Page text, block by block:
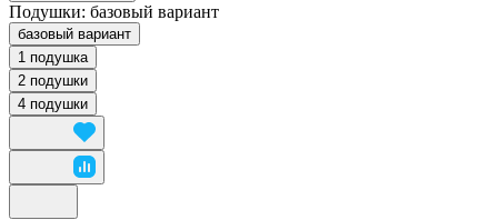
Подушки: базовый вариант
базовый вариант
1 подушка
2 подушки
4 подушки